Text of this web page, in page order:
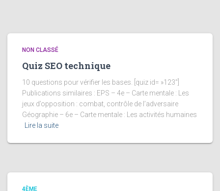
NON CLASSÉ
Quiz SEO technique
10 questions pour vérifier les bases. [quiz id= »123″]
Publications similaires : EPS – 4e – Carte mentale : Les
jeux d’opposition : combat, contrôle de l’adversaire
Géographie – 6e – Carte mentale : Les activités humaines
Lire la suite
4ÈME